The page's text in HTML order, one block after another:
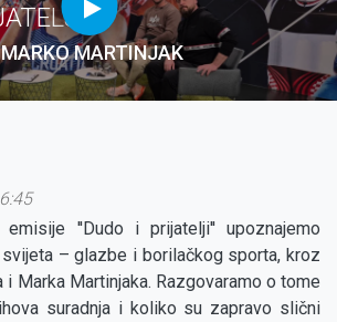
MARTINJAK
''Dudo i prijatelji'' upoznajemo
– glazbe i borilačkog sporta, kroz
Marka Martinjaka. Razgovaramo o tome
suradnja i koliko su zapravo slični